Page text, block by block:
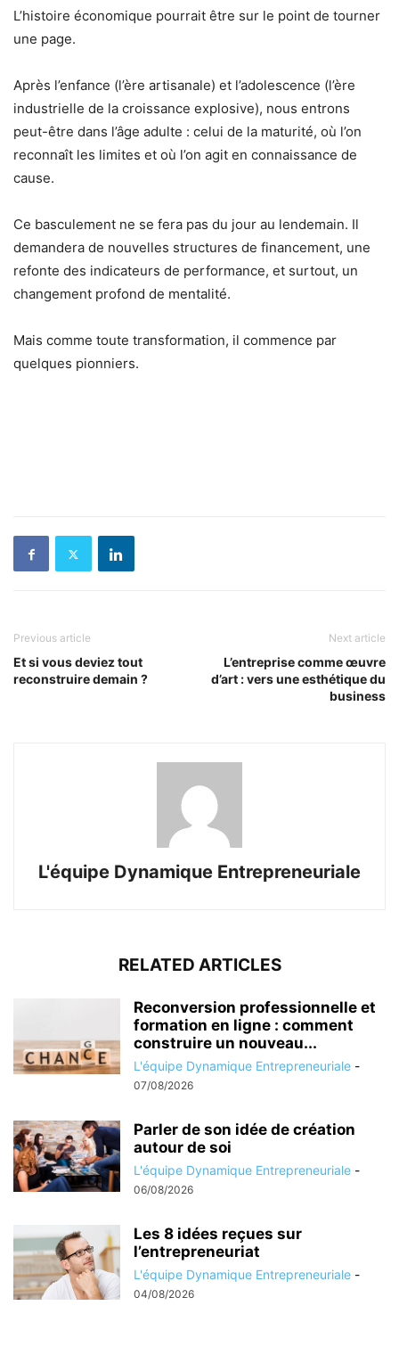
L’histoire économique pourrait être sur le point de tourner
une page.
Après l’enfance (l’ère artisanale) et l’adolescence (l’ère
industrielle de la croissance explosive), nous entrons
peut-être dans l’âge adulte : celui de la maturité, où l’on
reconnaît les limites et où l’on agit en connaissance de
cause.
Ce basculement ne se fera pas du jour au lendemain. Il
demandera de nouvelles structures de financement, une
refonte des indicateurs de performance, et surtout, un
changement profond de mentalité.
Mais comme toute transformation, il commence par
quelques pionniers.
Previous article
Et si vous deviez tout
reconstruire demain ?
Next article
L’entreprise comme œuvre
d’art : vers une esthétique du
business
L'équipe Dynamique Entrepreneuriale
RELATED ARTICLES
Reconversion professionnelle et
formation en ligne : comment
construire un nouveau...
L'équipe Dynamique Entrepreneuriale -
07/08/2026
Parler de son idée de création
autour de soi
L'équipe Dynamique Entrepreneuriale -
06/08/2026
Les 8 idées reçues sur
l’entrepreneuriat
L'équipe Dynamique Entrepreneuriale -
04/08/2026